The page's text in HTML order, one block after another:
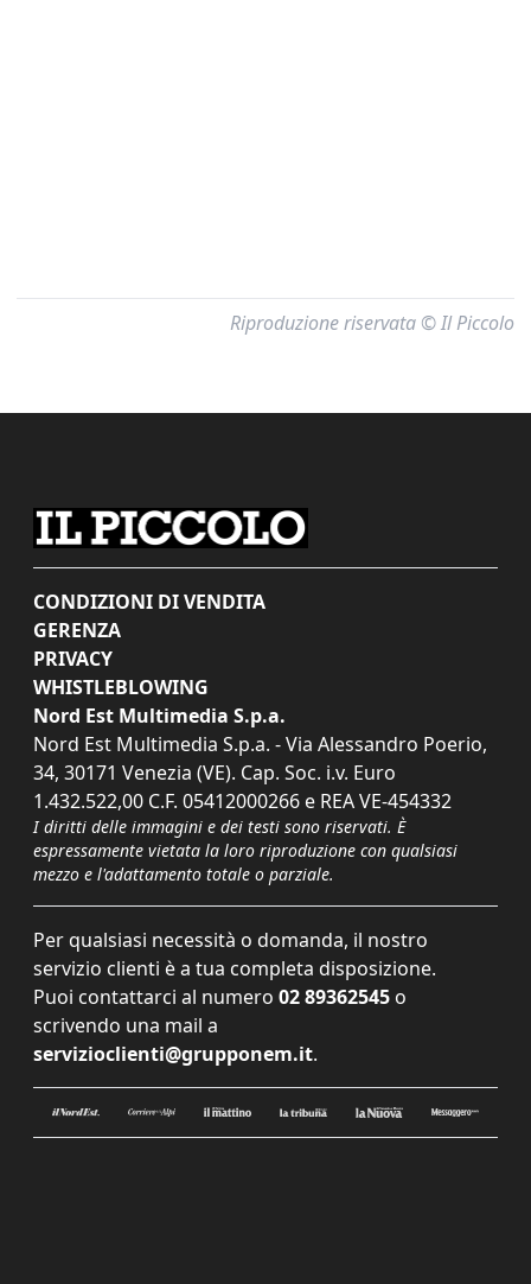
Riproduzione riservata © Il Piccolo
CONDIZIONI DI VENDITA
GERENZA
PRIVACY
WHISTLEBLOWING
Nord Est Multimedia S.p.a.
Nord Est Multimedia S.p.a. - Via Alessandro Poerio,
34, 30171 Venezia (VE). Cap. Soc. i.v. Euro
1.432.522,00 C.F. 05412000266 e REA VE-454332
I diritti delle immagini e dei testi sono riservati. È
espressamente vietata la loro riproduzione con qualsiasi
mezzo e l'adattamento totale o parziale.
Per qualsiasi necessità o domanda, il nostro
servizio clienti è a tua completa disposizione.
Puoi contattarci al numero 02 89362545 o
scrivendo una mail a
servizioclienti@grupponem.it.